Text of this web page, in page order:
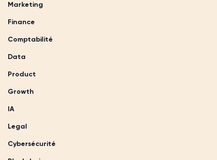
Marketing
Finance
Comptabilité
Data
Product
Growth
IA
Legal
Cybersécurité